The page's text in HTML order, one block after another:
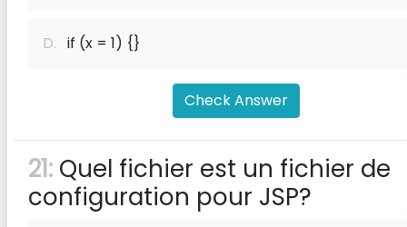
D. if (x = 1) {}
Check Answer
21: Quel fichier est un fichier de
configuration pour JSP?